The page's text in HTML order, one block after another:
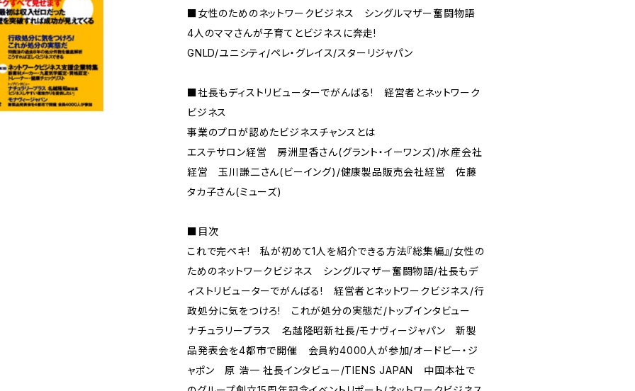
■女性のためのネットワークビジネス シングルマザー奮闘物語
4人のママさんが子育てとビジネスに奔走!
GNLD/ユニシティ/ペレ・グレイス/スターリジャパン
■社長もディストリビューターでがんばる! 経営者とネットワーク
ビジネス
事業のプロが認めたビジネスチャンスとは
エステサロン経営 房洲里香さん(グラント・イーワンズ)/水産会社
経営 玉川謙二さん(ビーイング)/健康製品販売会社経営 佐藤
タカ子さん(ミューズ)
■目次
これで完ペキ! 私が初めて1人を紹介できる方法『総集編』/女性の
ためのネットワークビジネス シングルマザー奮闘物語/社長もデ
ィストリビューターでがんばる! 経営者とネットワークビジネス/行
政処分に気をつけろ! これが処分の実態だ/トップインタビュー
ナチュラリープラス 名越隆昭新社長/モナヴィージャパン 新製
品発表会を4都市で開催 会員約4000人が参加/オードビー・ジ
ャポン 原 浩一 社長インタビュー/TIENS JAPAN 中国本社で